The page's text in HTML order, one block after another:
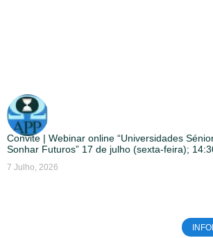
Convite | Webinar online “Universidades
Sonhar Futuros” 17 de julho (sexta-feira);
7 Julho, 2026